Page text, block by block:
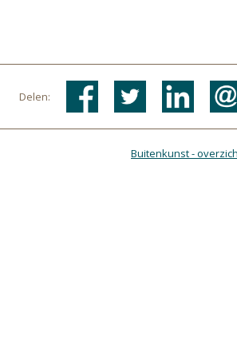
Delen:
Buitenkunst -